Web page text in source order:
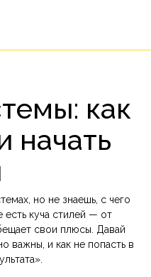
как
начать
но не знаешь, с чего
есть куча стилей — от
свои плюсы. Давай
важны, и как не попасть в